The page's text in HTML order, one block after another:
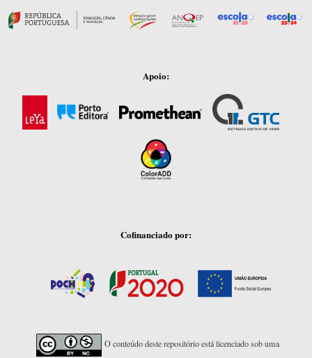
Apoio:
Cofinanciado por:
O conteúdo deste repositório está licenciado sob uma